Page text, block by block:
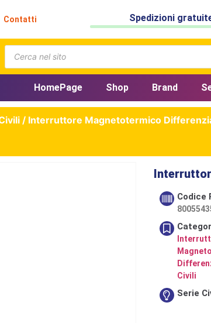
Contatti Spedizioni
HomePage Shop Brand
/ Interruttore Magnetotermico
Codice
Civili
Serie